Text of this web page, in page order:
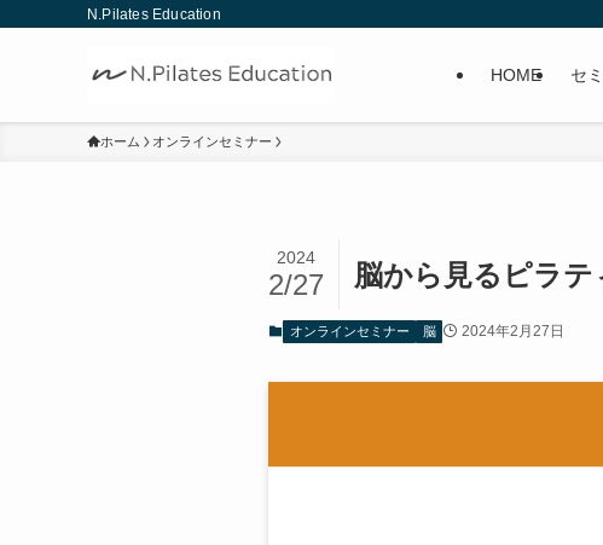
N.Pilates Education
HOME セ
ホーム オンラインセミナー
脳から見るピラ
2024
2/27
オンラインセミナー 脳 2024年2月27日